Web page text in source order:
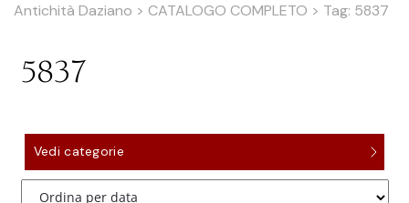
Antichità Daziano > CATALOGO COMPLETO > Tag: 5837
CATALOGO COMPLETO
5837
Vedi categorie